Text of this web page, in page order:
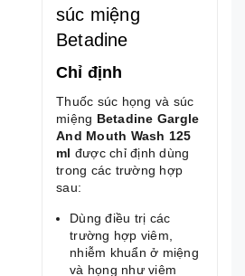
súc miệng
Betadine
Chỉ định
Thuốc súc họng và súc
miệng Betadine Gargle
And Mouth Wash 125
ml được chỉ định dùng
trong các trường hợp
sau:
Dùng điều trị các
trường hợp viêm,
nhiễm khuẩn ở miệng
và họng như viêm